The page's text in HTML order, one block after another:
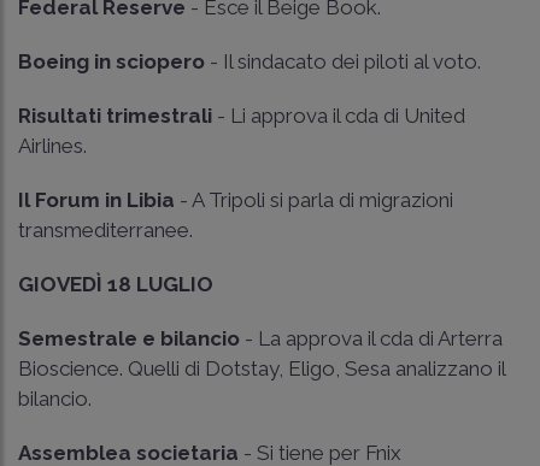
Federal Reserve - Esce il Beige Book.
Boeing in sciopero - Il sindacato dei piloti al voto.
Risultati trimestrali - Li approva il cda di United
Airlines.
Il Forum in Libia - A Tripoli si parla di migrazioni
transmediterranee.
GIOVEDÌ 18 LUGLIO
Semestrale e bilancio - La approva il cda di Arterra
Bioscience. Quelli di Dotstay, Eligo, Sesa analizzano il
bilancio.
Assemblea societaria - Si tiene per Fnix